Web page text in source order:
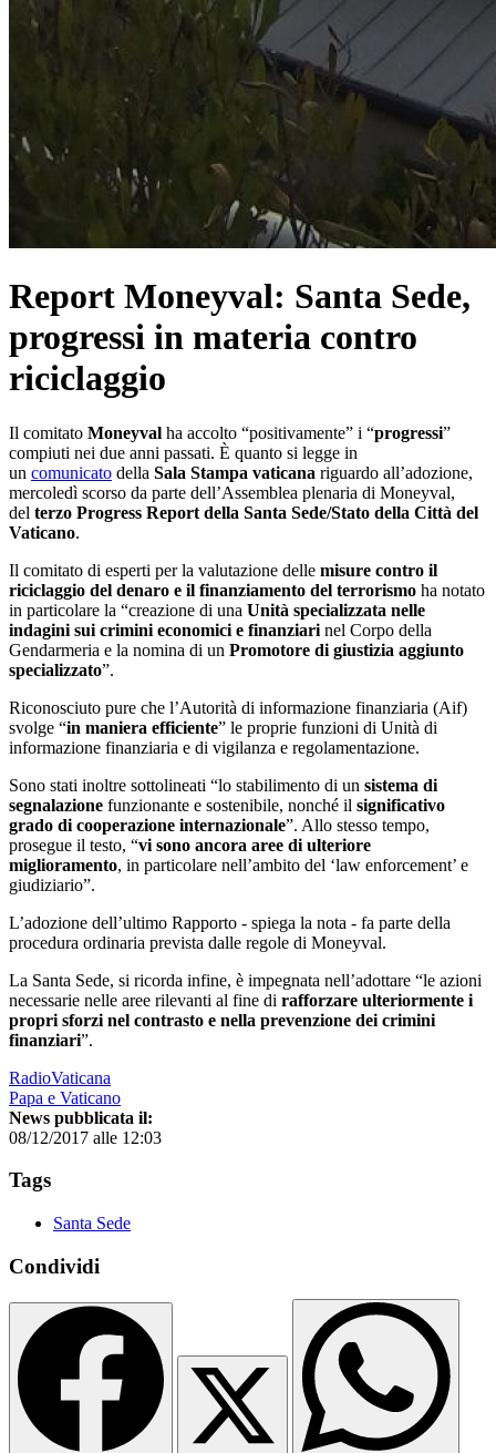
Report Moneyval: Santa Sede,
progressi in materia contro
riciclaggio
Il comitato Moneyval ha accolto “positivamente” i “progressi”
compiuti nei due anni passati. È quanto si legge in
un comunicato della Sala Stampa vaticana riguardo all’adozione,
mercoledì scorso da parte dell’Assemblea plenaria di Moneyval,
del terzo Progress Report della Santa Sede/Stato della Città del
Vaticano.
Il comitato di esperti per la valutazione delle misure contro il
riciclaggio del denaro e il finanziamento del terrorismo ha notato
in particolare la “creazione di una Unità specializzata nelle
indagini sui crimini economici e finanziari nel Corpo della
Gendarmeria e la nomina di un Promotore di giustizia aggiunto
specializzato”.
Riconosciuto pure che l’Autorità di informazione finanziaria (Aif)
svolge “in maniera efficiente” le proprie funzioni di Unità di
informazione finanziaria e di vigilanza e regolamentazione.
Sono stati inoltre sottolineati “lo stabilimento di un sistema di
segnalazione funzionante e sostenibile, nonché il significativo
grado di cooperazione internazionale”. Allo stesso tempo,
prosegue il testo, “vi sono ancora aree di ulteriore
miglioramento, in particolare nell’ambito del ‘law enforcement’ e
giudiziario”.
L’adozione dell’ultimo Rapporto - spiega la nota - fa parte della
procedura ordinaria prevista dalle regole di Moneyval.
La Santa Sede, si ricorda infine, è impegnata nell’adottare “le azioni
necessarie nelle aree rilevanti al fine di rafforzare ulteriormente i
propri sforzi nel contrasto e nella prevenzione dei crimini
finanziari”.
RadioVaticana
Papa e Vaticano
News pubblicata il:
08/12/2017 alle 12:03
Tags
Santa Sede
Condividi